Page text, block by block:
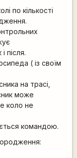
по кількості
після.
( із своїм
на трасі,
може
коло не
командою.